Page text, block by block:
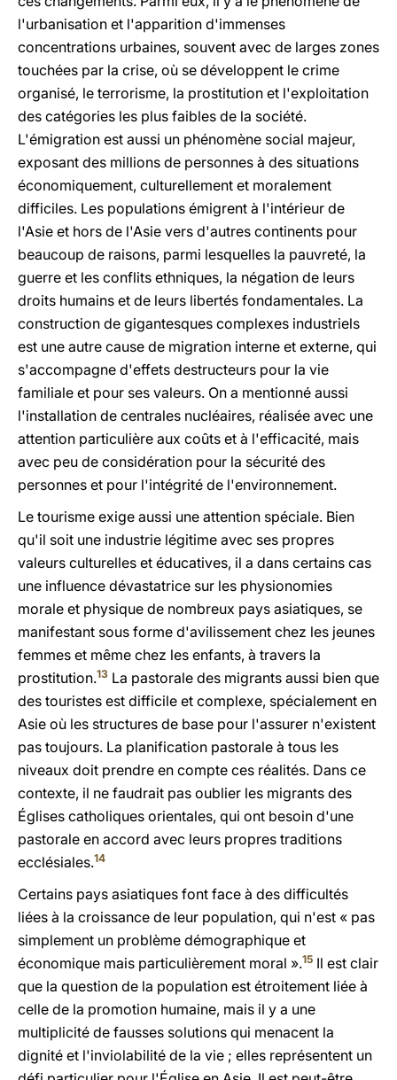
l'urbanisation et l'apparition d'immenses
concentrations urbaines, souvent avec de larges zones
touchées par la crise, où se développent le crime
organisé, le terrorisme, la prostitution et l'exploitation
des catégories les plus faibles de la société.
L'émigration est aussi un phénomène social majeur,
exposant des millions de personnes à des situations
économiquement, culturellement et moralement
difficiles. Les populations émigrent à l'intérieur de
l'Asie et hors de l'Asie vers d'autres continents pour
beaucoup de raisons, parmi lesquelles la pauvreté, la
guerre et les conflits ethniques, la négation de leurs
droits humains et de leurs libertés fondamentales. La
construction de gigantesques complexes industriels
est une autre cause de migration interne et externe, qui
s'accompagne d'effets destructeurs pour la vie
familiale et pour ses valeurs. On a mentionné aussi
l'installation de centrales nucléaires, réalisée avec une
attention particulière aux coûts et à l'efficacité, mais
avec peu de considération pour la sécurité des
personnes et pour l'intégrité de l'environnement.
Le tourisme exige aussi une attention spéciale. Bien
qu'il soit une industrie légitime avec ses propres
valeurs culturelles et éducatives, il a dans certains cas
une influence dévastatrice sur les physionomies
morale et physique de nombreux pays asiatiques, se
manifestant sous forme d'avilissement chez les jeunes
femmes et même chez les enfants, à travers la
prostitution.13 La pastorale des migrants aussi bien que
des touristes est difficile et complexe, spécialement en
Asie où les structures de base pour l'assurer n'existent
pas toujours. La planification pastorale à tous les
niveaux doit prendre en compte ces réalités. Dans ce
contexte, il ne faudrait pas oublier les migrants des
Églises catholiques orientales, qui ont besoin d'une
pastorale en accord avec leurs propres traditions
ecclésiales.14
Certains pays asiatiques font face à des difficultés
liées à la croissance de leur population, qui n'est « pas
simplement un problème démographique et
économique mais particulièrement moral ».15 Il est clair
que la question de la population est étroitement liée à
celle de la promotion humaine, mais il y a une
multiplicité de fausses solutions qui menacent la
dignité et l'inviolabilité de la vie ; elles représentent un